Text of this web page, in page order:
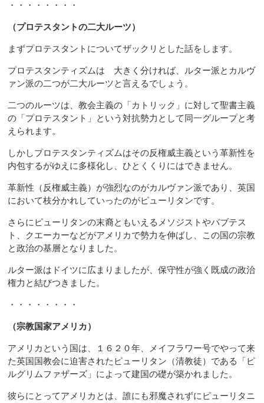
・・・・・・・・
（プロテスタントの二大ルーツ）
まずプロテスタントについてザックリとした話をします。
プロテスタンティズムは 大きく分ければ、ルター派とカルヴ
ァン派の二つが二大ルーツと言えるでしょう。
二つのルーツは、教会主義の「カトリック」に対して聖書主義
の「プロテスタント」という対抗勢力として同一グループと考
えられます。
しかしプロテスタンティズムはその反権威主義という革新性を
内包するがゆえに多様化し、ひとくくりにはできません。
革新性（反権威主義）が強烈なのがカルヴァン派であり、英国
において枝分かれしていったのがピューリタンです。
さらにピューリタンの末裔ともいえるメソジストやバブテス
ト、クエーカーなどがアメリカで勢力を伸ばし、この国の宗教
と政治の基層となりました。
ルター派はドイツに広まりましたが、保守性が強く既成の政治
権力と結びつきました。
・・・・・・・・
（宗教国家アメリカ）
アメリカという国は、１６２０年、メイフラワー号でやって来
た英国国教会に迫害されたピューリタン（清教徒）である「ピ
ルグリムファザーズ」によって建国の礎が築かれました。
彼らにとってアメリカとは、誰にも邪魔されずにピューリタニ